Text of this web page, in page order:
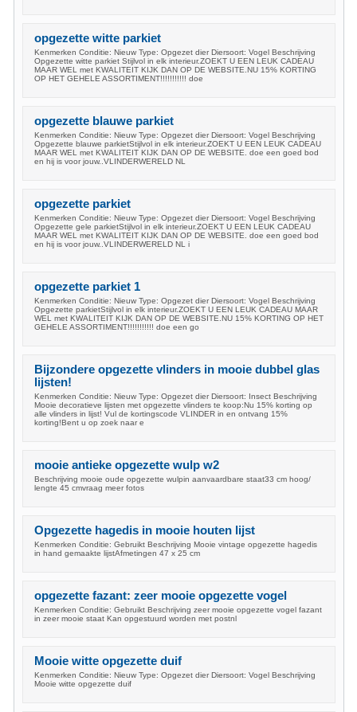
opgezette witte parkiet
Kenmerken Conditie: Nieuw Type: Opgezet dier Diersoort: Vogel Beschrijving
Opgezette witte parkiet Stijlvol in elk interieur.ZOEKT U EEN LEUK CADEAU
MAAR WEL met KWALITEIT KIJK DAN OP DE WEBSITE.NU 15% KORTING
OP HET GEHELE ASSORTIMENT!!!!!!!!!!! doe
opgezette blauwe parkiet
Kenmerken Conditie: Nieuw Type: Opgezet dier Diersoort: Vogel Beschrijving
Opgezette blauwe parkietStijlvol in elk interieur.ZOEKT U EEN LEUK CADEAU
MAAR WEL met KWALITEIT KIJK DAN OP DE WEBSITE. doe een goed bod
en hij is voor jouw..VLINDERWERELD NL
opgezette parkiet
Kenmerken Conditie: Nieuw Type: Opgezet dier Diersoort: Vogel Beschrijving
Opgezette gele parkietStijlvol in elk interieur.ZOEKT U EEN LEUK CADEAU
MAAR WEL met KWALITEIT KIJK DAN OP DE WEBSITE. doe een goed bod
en hij is voor jouw..VLINDERWERELD NL i
opgezette parkiet 1
Kenmerken Conditie: Nieuw Type: Opgezet dier Diersoort: Vogel Beschrijving
Opgezette parkietStijlvol in elk interieur.ZOEKT U EEN LEUK CADEAU MAAR
WEL met KWALITEIT KIJK DAN OP DE WEBSITE.NU 15% KORTING OP HET
GEHELE ASSORTIMENT!!!!!!!!!!! doe een go
Bijzondere opgezette vlinders in mooie dubbel glas
lijsten!
Kenmerken Conditie: Nieuw Type: Opgezet dier Diersoort: Insect Beschrijving
Mooie decoratieve lijsten met opgezette vlinders te koop:Nu 15% korting op
alle vlinders in lijst! Vul de kortingscode VLINDER in en ontvang 15%
korting!Bent u op zoek naar e
mooie antieke opgezette wulp w2
Beschrijving mooie oude opgezette wulpin aanvaardbare staat33 cm hoog/
lengte 45 cmvraag meer fotos
Opgezette hagedis in mooie houten lijst
Kenmerken Conditie: Gebruikt Beschrijving Mooie vintage opgezette hagedis
in hand gemaakte lijstAfmetingen 47 x 25 cm
opgezette fazant: zeer mooie opgezette vogel
Kenmerken Conditie: Gebruikt Beschrijving zeer mooie opgezette vogel fazant
in zeer mooie staat Kan opgestuurd worden met postnl
Mooie witte opgezette duif
Kenmerken Conditie: Nieuw Type: Opgezet dier Diersoort: Vogel Beschrijving
Mooie witte opgezette duif